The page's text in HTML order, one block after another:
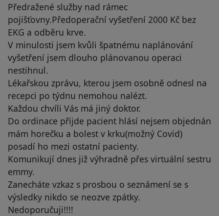
Předražené služby nad rámec
pojišťovny.Předoperační vyšetření 2000 Kč bez
EKG a odběru krve.
V minulosti jsem kvůli špatnému naplánování
vyšetření jsem dlouho plánovanou operaci
nestihnul.
Lékařskou zprávu, kterou jsem osobně odnesl na
recepci po týdnu nemohou nalézt.
Každou chvíli Vás má jiný doktor.
Do ordinace přijde pacient hlásí nejsem objednán
mám horečku a bolest v krku(možný Covid)
posadí ho mezi ostatní pacienty.
Komunikují dnes již výhradně přes virtuální sestru
emmy.
Zanecháte vzkaz s prosbou o seznámení se s
výsledky nikdo se neozve zpátky.
Nedoporučuji!!!!